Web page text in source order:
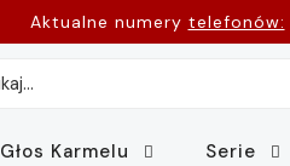
Aktualne numery telefonów:
Głos Karmelu Serie